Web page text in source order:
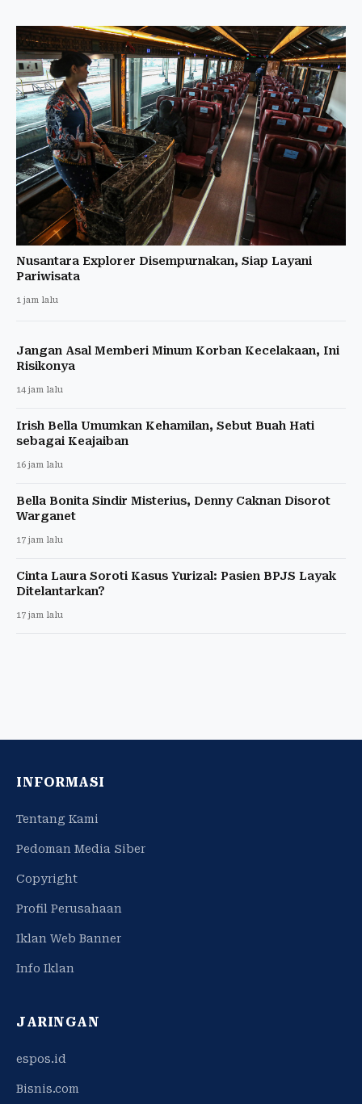
Nusantara Explorer Disempurnakan, Siap Layani
Pariwisata
1 jam lalu
Jangan Asal Memberi Minum Korban Kecelakaan, Ini
Risikonya
14 jam lalu
Irish Bella Umumkan Kehamilan, Sebut Buah Hati
sebagai Keajaiban
16 jam lalu
Bella Bonita Sindir Misterius, Denny Caknan Disorot
Warganet
17 jam lalu
Cinta Laura Soroti Kasus Yurizal: Pasien BPJS Layak
Ditelantarkan?
17 jam lalu
INFORMASI
Tentang Kami
Pedoman Media Siber
Copyright
Profil Perusahaan
Iklan Web Banner
Info Iklan
JARINGAN
espos.id
Bisnis.com